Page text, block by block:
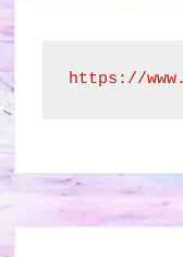
https://